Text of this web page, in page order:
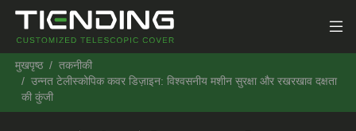
मुखपृष्ठ
तकनीकी
उन्नत टेलीस्कोपिक कवर डिज़ाइन: विश्वसनीय मशीन सुरक्षा और रखरखाव दक्षता
की कुंजी